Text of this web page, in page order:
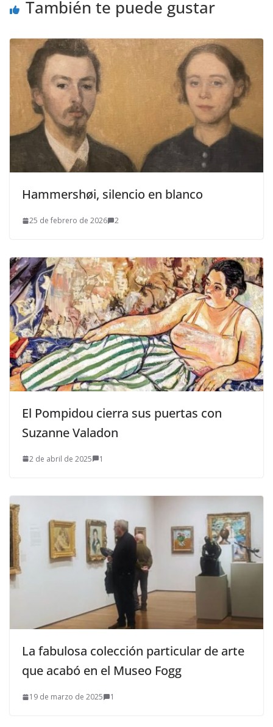
También te puede gustar
Hammershøi, silencio en blanco
25 de febrero de 2026 2
El Pompidou cierra sus puertas con
Suzanne Valadon
2 de abril de 2025 1
La fabulosa colección particular de arte
que acabó en el Museo Fogg
19 de marzo de 2025 1